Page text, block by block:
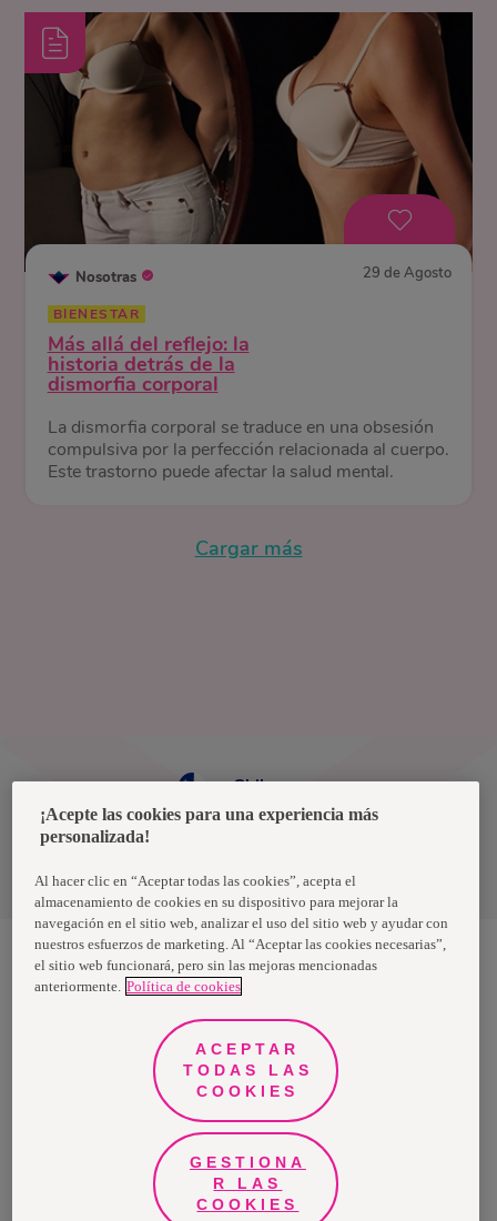
Nosotras 29 de Agosto
BIENESTAR
Más allá del reflejo: la
historia detrás de la
dismorfia corporal
La dismorfia corporal se traduce en una obsesión
compulsiva por la perfección relacionada al cuerpo.
Este trastorno puede afectar la salud mental.
Cargar más
Términos y condiciones
Chile
Nosotras, una marca de Essity - una compañía global líder en
mundo, utilizan nuestros productos, servicios y soluciones. Nuestro
propósito es romper barreras por el bienestar en beneficio de
consumidores, pacientes, cuidadores, clientes y la sociedad en
general. Vendemos en aproximadamente 150 países bajo las
principales marcas globales TENA y Tork, así como otras marcas
como Actimove, Cutimed, JOBST, Knix, Leukoplast, Libero, Libresse,
Lotus, Modibodi, Nosotras, Saba, Tempo, TOM Organic y Zewa. En
2024, Essity tuvo ventas de aproximadamente 13 mil millones de
euros y empleó a 36,000 personas. La sede de la compañía está
ubicada en Estocolmo, Suecia, y Essity cotiza en Nasdaq Estocolmo.
Más información en www.essity.com.
¡Acepte las cookies para una experiencia más
personalizada!
Al hacer clic en “Aceptar todas las cookies”, acepta el
almacenamiento de cookies en su dispositivo para mejorar la
navegación en el sitio web, analizar el uso del sitio web y ayudar con
nuestros esfuerzos de marketing. Al “Aceptar las cookies necesarias”,
el sitio web funcionará, pero sin las mejoras mencionadas
anteriormente. Política de cookies
ACEPTAR
TODAS LAS
COOKIES
GESTIONA
R LAS
COOKIES